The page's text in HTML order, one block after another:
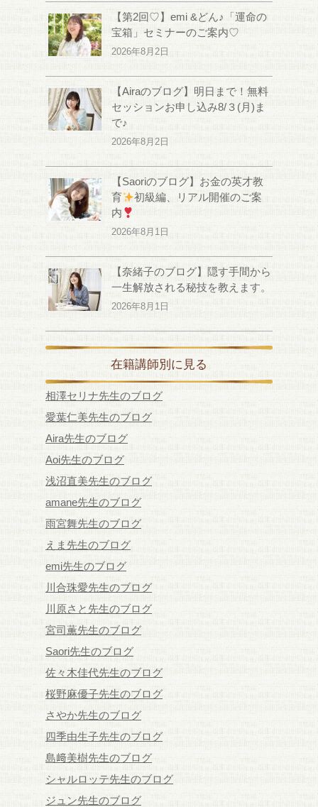
【第2回♡】emi &どん♪「運命の
宝箱」セミナーのご案内♡
2026年8月2日
【Airaのブログ】明日まで！無料
セッションお申し込み8/３(月)ま
で♪
2026年8月2日
【Saoriのブログ】お金の英才教
育
初級編、リアル開催のご案
内
2026年8月1日
【奈緒子のブログ】隠す手間から
一生解放される秘技を教えます。
2026年8月1日
在籍講師別に見る
相澤セリナ先生のブログ
愛葉仁美先生のブログ
Aira先生のブログ
Aoi先生のブログ
浅沼直美先生のブログ
amane先生のブログ
雨宮舞先生のブログ
えま先生のブログ
emi先生のブログ
川合珠愛先生のブログ
川原さと先生のブログ
宮司薫先生のブログ
Saori先生のブログ
佐々木佳代先生のブログ
桜野麻優子先生のブログ
さやか先生のブログ
四季由生子先生のブログ
島﨑美樹先生のブログ
シャルロッテ先生のブログ
ジュン先生のブログ